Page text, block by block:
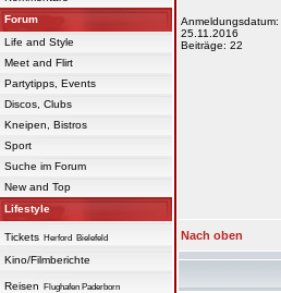
Forum
Life and Style
Meet and Flirt
Partytipps, Events
Discos, Clubs
Kneipen, Bistros
Sport
Suche im Forum
New and Top
Lifestyle
Tickets Herford Bielefeld
Kino/Filmberichte
Reisen Flughafen Paderborn
Anmeldungsdatum:
25.11.2016
Beiträge: 22
Nach oben